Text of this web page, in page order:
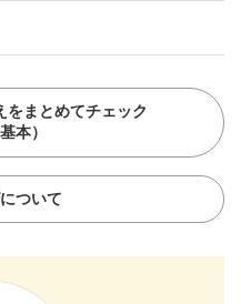
をまとめてチェック
本）
ついて